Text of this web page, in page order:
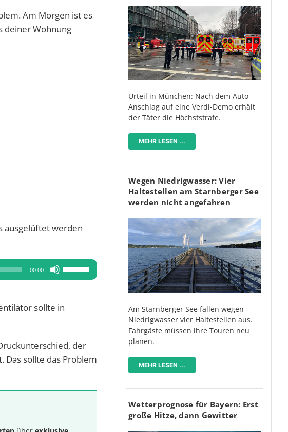
Am Morgen ist es
deiner Wohnung
ausgelüftet werden
00:00
Pfeiltasten
Hoch/Runter
um
zu
regeln.
sollte in
der
Das sollte das Problem
Urteil in München: Nach dem Auto-
Anschlag auf eine Verdi-Demo erhält
der Täter die Höchststrafe.
MEHR LESEN ...
Wegen Niedrigwasser: Vier
Haltestellen am Starnberger See
werden nicht angefahren
Am Starnberger See fallen wegen
Niedrigwasser vier Haltestellen aus.
Fahrgäste müssen ihre Touren neu
planen.
MEHR LESEN ...
Wetterprognose für Bayern: Erst
große Hitze, dann Gewitter